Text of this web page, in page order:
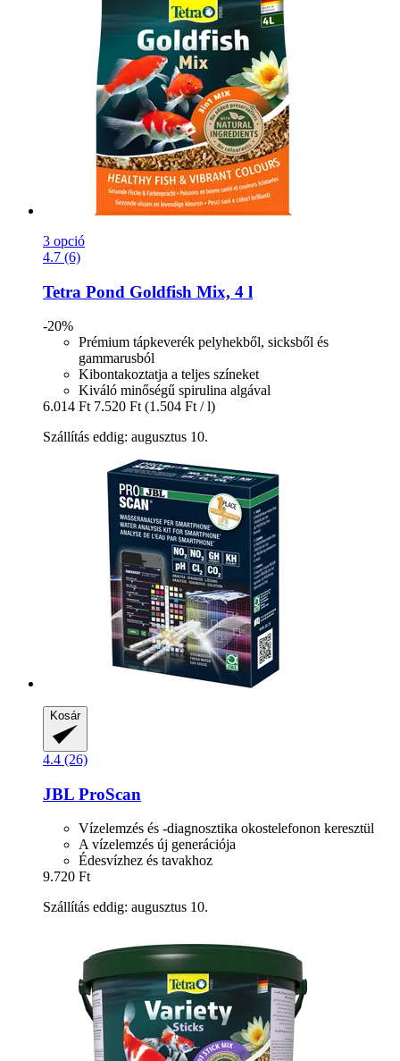
3 opció
4.7 (6)
Tetra Pond Goldfish Mix, 4 l
-20%
Prémium tápkeverék pelyhekből, sicksből és
gammarusból
Kibontakoztatja a teljes színeket
Kiváló minőségű spirulina algával
6.014 Ft 7.520 Ft (1.504 Ft / l)
Szállítás eddig: augusztus 10.
Kosár
4.4 (26)
JBL ProScan
Vízelemzés és -diagnosztika okostelefonon keresztül
A vízelemzés új generációja
Édesvízhez és tavakhoz
9.720 Ft
Szállítás eddig: augusztus 10.